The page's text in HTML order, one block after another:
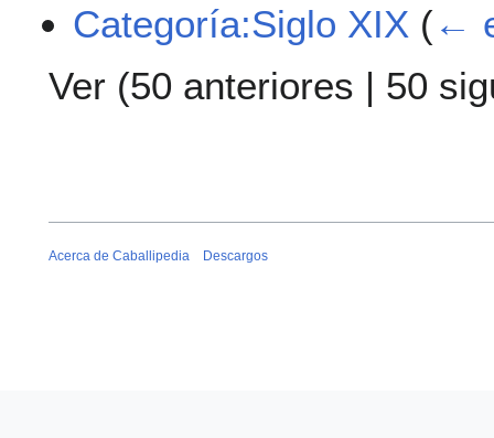
Categoría:Siglo XIX (←
Ver (50 anteriores | 50
Acerca de Caballipedia Descargos